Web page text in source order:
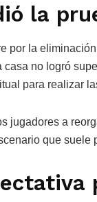
la
por la
casa no logró
para realizar
jugadores a
que